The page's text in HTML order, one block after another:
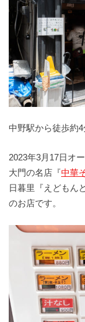
中野駅から徒歩約4
2023年3月17日オー
大門の名店『中華
日暮里『えどもん
のお店です。